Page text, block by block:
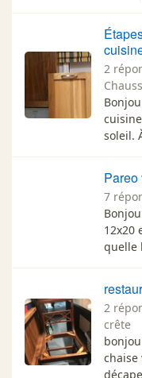
2
soleil.
Pareo
7
12x20
quelle
2
crête
chaise